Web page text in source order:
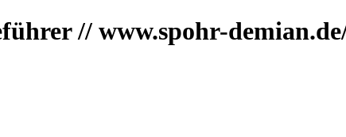
// www.spohr-